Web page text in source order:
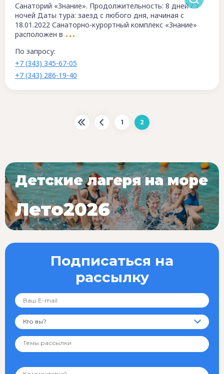
Санаторий «Знание». Продолжительность: 8 дней / 7
ночей Даты тура: заезд с любого дня, начиная с
18.01.2022 Санаторно-курортный комплекс «Знание»
расположен в
По запросу:
+7 (343) 345-67-05
+7 (343) 286-19-40
1 2
Подписаться на
рассылку
Кто вы?
Детские лагеря на море
Лето2026